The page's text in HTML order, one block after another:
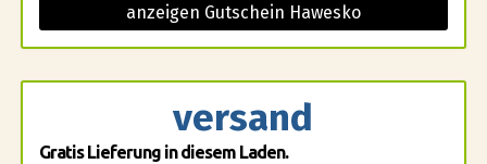
anzeigen Gutschein Hawesko
versand
Gratis Lieferung in diesem Laden.